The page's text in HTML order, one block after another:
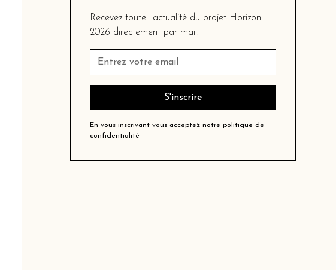
Recevez toute l'actualité du projet Horizon
2026 directement par mail.
En vous inscrivant vous acceptez notrepolitique de
confidentialité